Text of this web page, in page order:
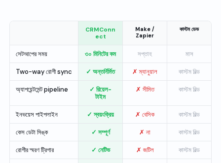
CRMConn
ect
Make /
Zapier
কাস্টম ডেভ
সেটআপের সময় ৩০ মিনিটের কম সপ্তাহ মাস
Two-way রোগী sync ✓ অন্তর্নির্মিত ✗ ম্যানুয়াল কাস্টম বিল্ড
অ্যাপয়েন্টমেন্ট pipeline
✓ রিয়েল-
টাইম
✗ সীমিত কাস্টম বিল্ড
ইনভয়েস পাইপলাইন ✓ স্বয়ংক্রিয় ✗ বেসিক কাস্টম বিল্ড
কেস ডেটা সিঙ্ক ✓ সম্পূর্ণ ✗ না কাস্টম বিল্ড
রোগীর স্মরণ ট্রিগার ✓ নেটিভ ✗ জটিল কাস্টম বিল্ড